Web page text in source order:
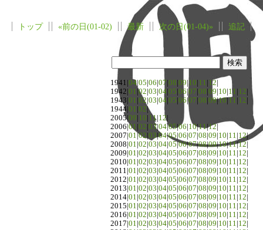
トップ «前の日(01-02) 最新 次の日(01-04)» 追記
1941| 04 05 06 07 08 09 10 11 12
1942| 01 02 03 04 05 06 |07 08 09 10 11 12
1943| 01 02 03 04 05 06 |07 08 09|10 11 12
1944| 01 02 |
2005|09 10 11 12
2006| 01 02 03|04|05|06 10|11|12
2007| 01|02 03|04|05 06 07 08 09 10 11 12|
2008| 01 02 03 04 05|06|07|08|09|10|11|12
2009| 01 02 03 04 05 06 07 08 09 10 11 12
2010| 01 02 03 04 05 06 07 08 09 10 11 12
2011| 01 02 03 04 05 06 07 08 09 10 11 12
2012| 01 02 03 04 05 06 07 08 09 10 11 12
2013| 01 02 03 04 05 06 07 08 09 10 11 12
2014| 01 02 03 04 05 06 07 08 09 10 11 12
2015| 01 02 03 04 05 06 07 08 09 10 11 12
2016| 01 02 03 04 05 06 07 08 09 10 11 12
2017| 01 02 03 04 05 06 07 08 09 10 11 12